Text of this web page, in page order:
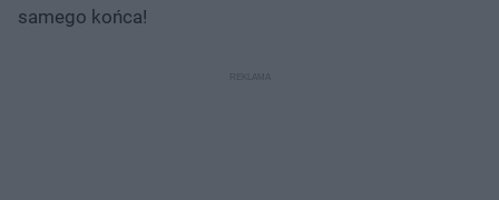
samego końca!